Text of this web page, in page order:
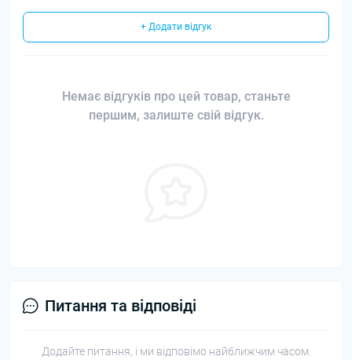
+ Додати відгук
Немає відгуків про цей товар, станьте
першим, залиште свій відгук.
Питання та відповіді
Додайте питання, і ми відповімо найближчим часом.